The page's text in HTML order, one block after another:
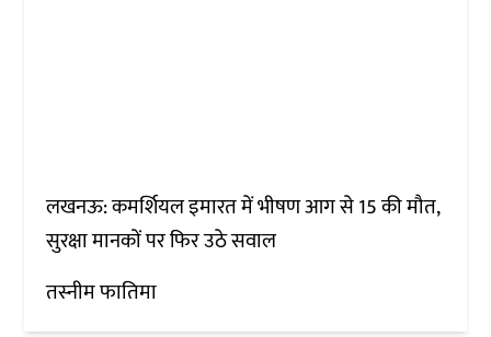
लखनऊ: कमर्शियल इमारत में भीषण आग से 15 की मौत,
सुरक्षा मानकों पर फिर उठे सवाल
तस्नीम फातिमा